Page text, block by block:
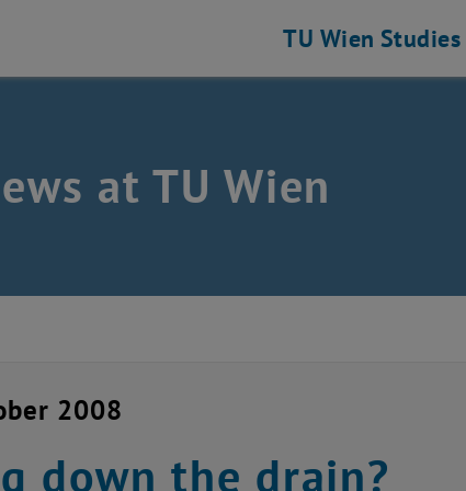
TU Wien Studies
at TU Wien
2008
down the drain?